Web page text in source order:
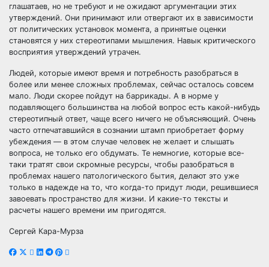
глашатаев, но не требуют и не ожидают аргументации этих
утверждений. Они принимают или отвергают их в зависимости
от политических установок момента, а принятые оценки
становятся у них стереотипами мышления. Навык критического
восприятия утверждений утрачен.
Людей, которые имеют время и потребность разобраться в
более или менее сложных проблемах, сейчас осталось совсем
мало. Люди скорее пойдут на баррикады. А в норме у
подавляющего большинства на любой вопрос есть какой-нибудь
стереотипный ответ, чаще всего ничего не объясняющий. Очень
часто отпечатавшийся в сознании штамп приобретает форму
убеждения — в этом случае человек не желает и слышать
вопроса, не только его обдумать. Те немногие, которые все-
таки тратят свои скромные ресурсы, чтобы разобраться в
проблемах нашего патологического бытия, делают это уже
только в надежде на то, что когда-то придут люди, решившиеся
завоевать пространство для жизни. И какие-то тексты и
расчеты нашего времени им пригодятся.
Сергей Кара-Мурза